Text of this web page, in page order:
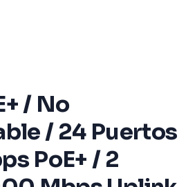
/ No
/ 24 Puertos
PoE+ / 2